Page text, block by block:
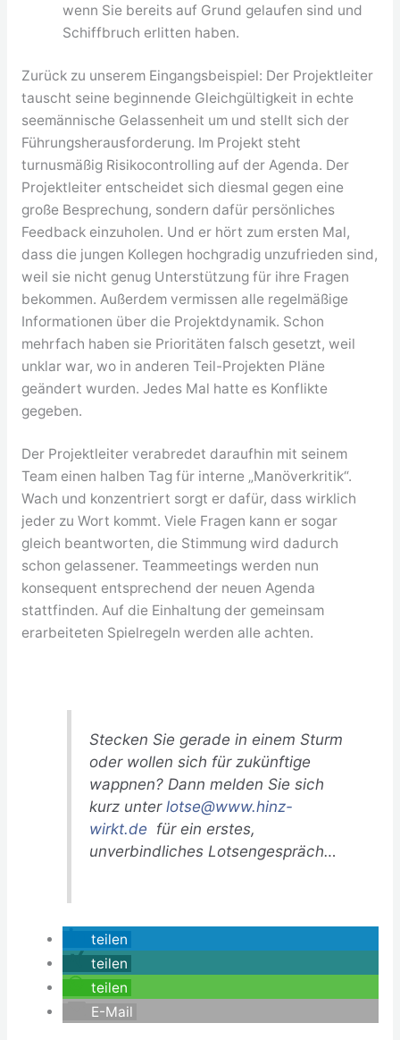
wenn Sie bereits auf Grund gelaufen sind und
Schiffbruch erlitten haben.
Zurück zu unserem Eingangsbeispiel: Der Projektleiter
tauscht seine beginnende Gleichgültigkeit in echte
seemännische Gelassenheit um und stellt sich der
Führungsherausforderung. Im Projekt steht
turnusmäßig Risikocontrolling auf der Agenda. Der
Projektleiter entscheidet sich diesmal gegen eine
große Besprechung, sondern dafür persönliches
Feedback einzuholen. Und er hört zum ersten Mal,
dass die jungen Kollegen hochgradig unzufrieden sind,
weil sie nicht genug Unterstützung für ihre Fragen
bekommen. Außerdem vermissen alle regelmäßige
Informationen über die Projektdynamik. Schon
mehrfach haben sie Prioritäten falsch gesetzt, weil
unklar war, wo in anderen Teil-Projekten Pläne
geändert wurden. Jedes Mal hatte es Konflikte
gegeben.
Der Projektleiter verabredet daraufhin mit seinem
Team einen halben Tag für interne „Manöverkritik“.
Wach und konzentriert sorgt er dafür, dass wirklich
jeder zu Wort kommt. Viele Fragen kann er sogar
gleich beantworten, die Stimmung wird dadurch
schon gelassener. Teammeetings werden nun
konsequent entsprechend der neuen Agenda
stattfinden. Auf die Einhaltung der gemeinsam
erarbeiteten Spielregeln werden alle achten.
Stecken Sie gerade in einem Sturm
oder wollen sich für zukünftige
wappnen? Dann melden Sie sich
kurz unterlotse@www.hinz-
wirkt.de für ein erstes,
unverbindliches Lotsengespräch…
teilen
teilen
teilen
E-Mail